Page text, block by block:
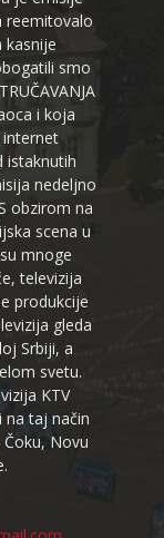
reemitovalo
kasnije
smo
i koja
internet
istaknutih
nedeljno
obzirom na
scena u
mnoge
televizija
produkcije
gleda
Srbiji, a
svetu.
KTV
taj način
Novu